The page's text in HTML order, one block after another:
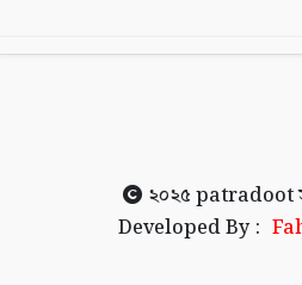
২০২৫ patradoot
Developed By :